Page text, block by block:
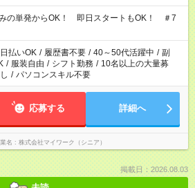
～22:00 22:00～翌6:00 など
の単発からOK！ 即日スタートもOK！ ＃7
日払いOK / 履歴書不要 / 40～50代活躍中 / 副
/ 服装自由 / シフト勤務 / 10名以上の大量募
/ パソコンスキル不要
応募する 詳細へ
名 株式会社マイワーク（シニア）
掲載日：2026.08.03